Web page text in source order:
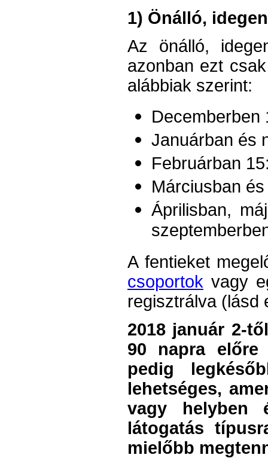
1) Önálló,
Az önálló,
azonban ezt
alábbiak szerint:
Decemberben
Januárban és
Februárban
Márciusban
Áprilisban,
A fentieket
csoportok vagy
regisztrálva (lásd
2018 január 2-
90 napra előre
pedig
lehetséges,
vagy helyben
látogatás
mielőbb